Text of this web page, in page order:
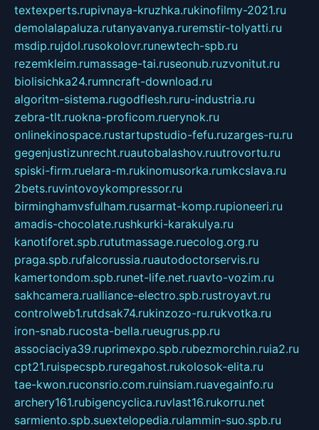
textexperts.rupivnaya-kruzhka.rukinofilmy-2021.ru
demolalapaluza.rutanyavanya.ruremstir-tolyatti.ru
msdip.rujdol.rusokolovr.runewtech-spb.ru
rezemkleim.rumassage-tai.ruseonub.ruzvonitut.ru
biolisichka24.rumncraft-download.ru
algoritm-sistema.rugodflesh.ruru-industria.ru
zebra-tlt.ruokna-proficom.ruerynok.ru
onlinekinospace.rustartupstudio-fefu.ruzarges-ru.ru
gegenjustizunrecht.ruautobalashov.ruutrovortu.ru
spiski-firm.ruelara-m.rukinomusorka.rumkcslava.ru
2bets.ruvintovoykompressor.ru
birminghamvsfulham.rusarmat-komp.rupioneeri.ru
amadis-chocolate.rushkurki-karakulya.ru
kanotiforet.spb.rututmassage.ruecolog.org.ru
praga.spb.rufalcorussia.ruautodoctorservis.ru
kamertondom.spb.runet-life.net.ruavto-vozim.ru
sakhcamera.rualliance-electro.spb.rustroyavt.ru
controlweb1.rutdsak74.rukinzozo-ru.rukvotka.ru
iron-snab.rucosta-bella.rueugrus.pp.ru
associaciya39.ruprimexpo.spb.rubezmorchin.ruia2.ru
cpt21.ruispecspb.ruregahost.rukolosok-elita.ru
tae-kwon.ruconsrio.com.ruinsiam.ruavegainfo.ru
archery161.rubigencyclica.ruvlast16.rukorru.net
sarmiento.spb.suextelopedia.rulammin-suo.spb.ru